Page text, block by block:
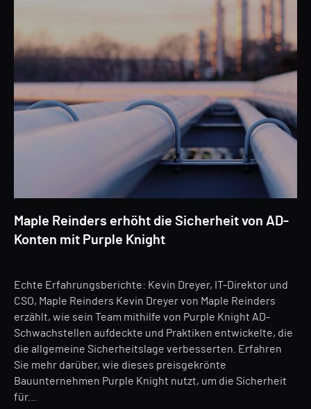
Maple Reinders erhöht die Sicherheit von AD-
Konten mit Purple Knight
Echte Erfahrungsberichte: Kevin Dreyer, IT-Direktor und
CSO, Maple Reinders Kevin Dreyer von Maple Reinders
erzählt, wie sein Team mithilfe von Purple Knight AD-
Schwachstellen aufdeckte und Praktiken entwickelte, die
die allgemeine Sicherheitslage verbesserten. Erfahren
Sie mehr darüber, wie dieses preisgekrönte
Bauunternehmen Purple Knight nutzt, um die Sicherheit
für...